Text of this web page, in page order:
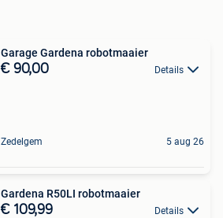
Garage Gardena robotmaaier
€ 90,00 Details
Zedelgem 5 aug 26
Gardena R50LI robotmaaier
€ 109,99 Details